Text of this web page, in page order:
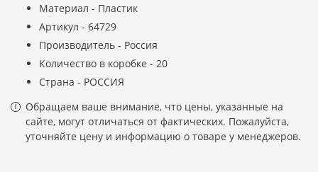
Материал - Пластик
Артикул - 64729
Производитель - Россия
Количество в коробке - 20
Страна - РОССИЯ
Обращаем ваше внимание, что цены, указанные на
сайте, могут отличаться от фактических. Пожалуйста,
уточняйте цену и информацию о товаре у менеджеров.